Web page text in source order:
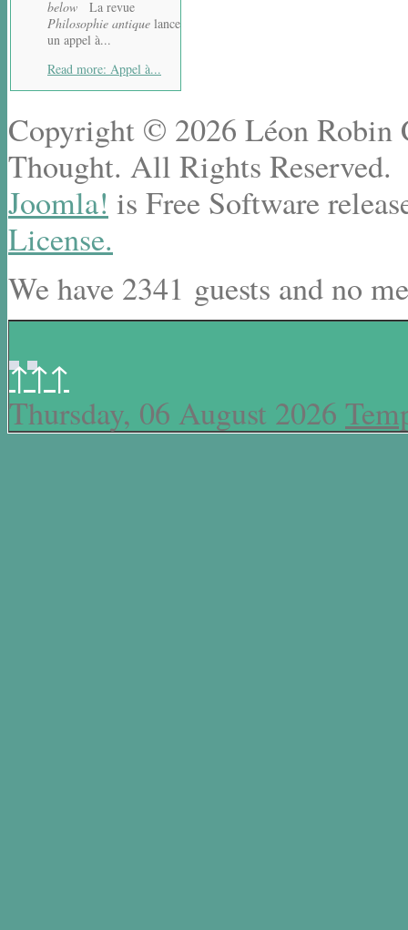
below La revue
Philosophie antique lance
un appel à...
Read more: Appel à...
Copyright © 2026 Léon Robin
Thought. All Rights Reserved.
Joomla! is Free Software
License.
We have 2341 guests and no
↑↑↑
Thursday, 06 August 2026